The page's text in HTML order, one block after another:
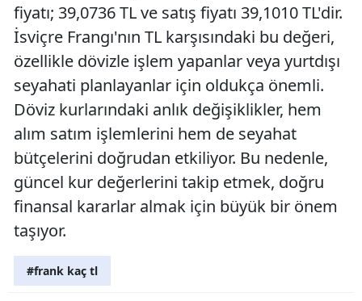
fiyatı; 39,0736 TL ve satış fiyatı 39,1010 TL'dir.
İsviçre Frangı'nın TL karşısındaki bu değeri,
özellikle dövizle işlem yapanlar veya yurtdışı
seyahati planlayanlar için oldukça önemli.
Döviz kurlarındaki anlık değişiklikler, hem
alım satım işlemlerini hem de seyahat
bütçelerini doğrudan etkiliyor. Bu nedenle,
güncel kur değerlerini takip etmek, doğru
finansal kararlar almak için büyük bir önem
taşıyor.
#frank kaç tl